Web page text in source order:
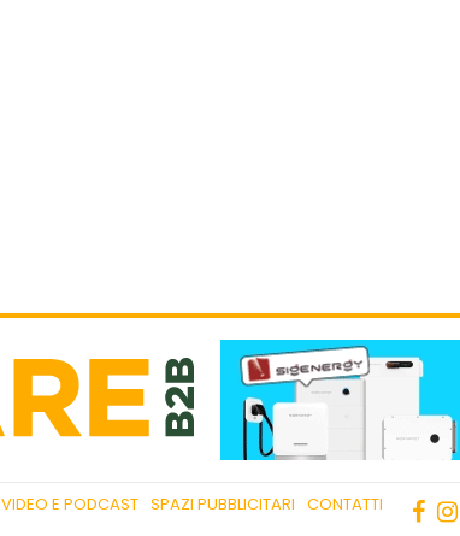
VIDEO E PODCAST SPAZI PUBBLICITARI CONTATTI